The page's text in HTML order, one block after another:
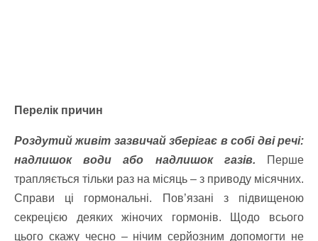
Перелік причин
Роздутий живіт зазвичай зберігає в собі дві речі:
надлишок води або надлишок газів. Перше
трапляється тільки раз на місяць – з приводу місячних.
Справи ці гормональні. Пов’язані з підвищеною
секрецією деяких жіночих гормонів. Щодо всього
цього скажу чесно – нічим серйозним допомогти не